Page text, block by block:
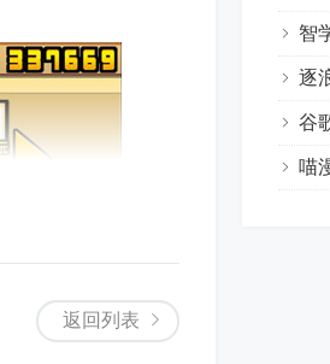
返回列表
智学
逐浪
谷歌
喵漫